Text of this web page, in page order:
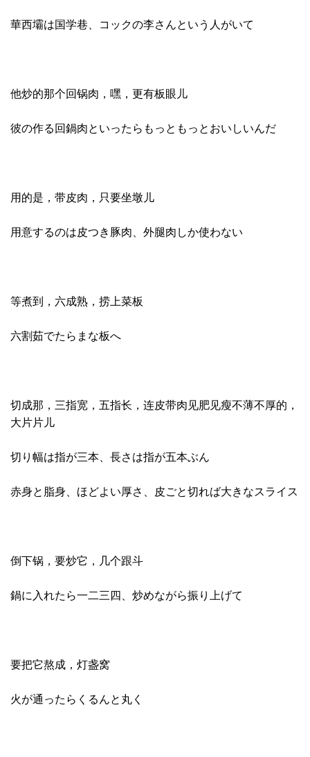
華西壩は国学巷、コックの李さんという人がいて
他炒的那个回锅肉，嘿，更有板眼儿
彼の作る回鍋肉といったらもっともっとおいしいんだ
用的是，带皮肉，只要坐墩儿
用意するのは皮つき豚肉、外腿肉しか使わない
等煮到，六成熟，捞上菜板
六割茹でたらまな板へ
切成那，三指宽，五指长，连皮带肉见肥见瘦不薄不厚的，
大片片儿
切り幅は指が三本、長さは指が五本ぶん
赤身と脂身、ほどよい厚さ、皮ごと切れば大きなスライス
倒下锅，要炒它，几个跟斗
鍋に入れたら一二三四、炒めながら振り上げて
要把它熬成，灯盏窝
火が通ったらくるんと丸く